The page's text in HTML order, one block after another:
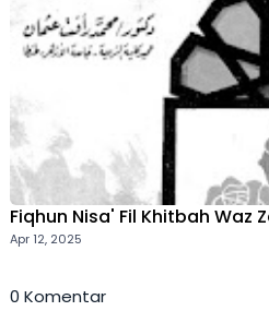
Fiqhun Nisa' Fil Khitbah Waz
Apr 12, 2025
0 Komentar